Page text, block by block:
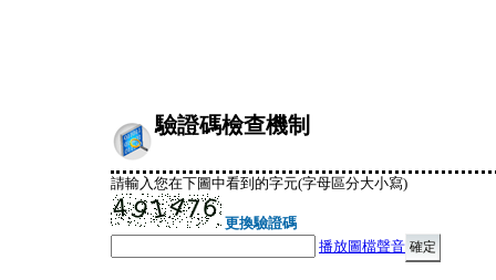
驗證碼檢查機制
請輸入您在下圖中看到的字元(字母區分大小寫)
更換驗證碼
播放圖檔聲音